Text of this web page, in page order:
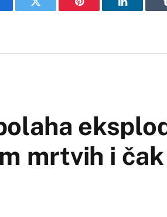
Twitter Pinterest LinkedIn
mrtvih i